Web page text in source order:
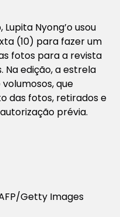
Nyong’o usou
(10) para fazer um
fotos para a revista
Na edição, a estrela
que
das fotos, retirados e
prévia.
Getty Images